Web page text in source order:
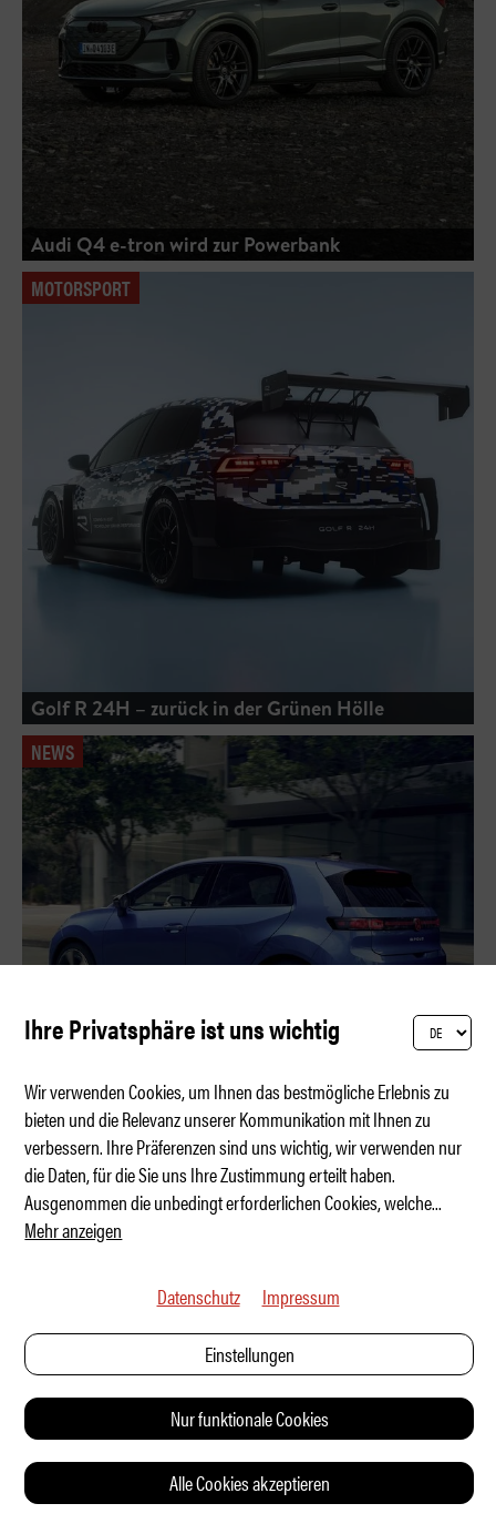
Audi Q4 e-tron wird zur Powerbank
MOTORSPORT
Golf R 24H – zurück in der Grünen Hölle
NEWS
VW ID. Polo – Der nächste Bestseller
Ihre Privatsphäre ist uns wichtig
Wir verwenden Cookies, um Ihnen das bestmögliche Erlebnis zu
bieten und die Relevanz unserer Kommunikation mit Ihnen zu
verbessern. Ihre Präferenzen sind uns wichtig, wir verwenden nur
die Daten, für die Sie uns Ihre Zustimmung erteilt haben.
Ausgenommen die unbedingt erforderlichen Cookies, welche...
Mehr anzeigen
Datenschutz Impressum
Einstellungen
Nur funktionale Cookies
Alle Cookies akzeptieren